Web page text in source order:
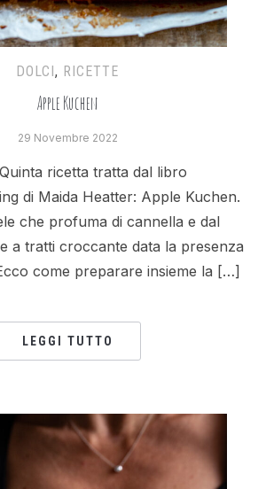
DOLCI , RICETTE
Apple Kuchen
29 Novembre 2022
ricetta tratta dal libro
di Maida Heatter: Apple Kuchen.
che profuma di cannella e dal
a tratti croccante data la presenza
come preparare insieme la […]
LEGGI TUTTO